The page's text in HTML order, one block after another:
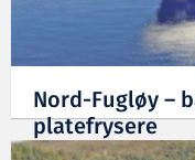
Nord-Fugløy –
platefrysere
16.01.2024